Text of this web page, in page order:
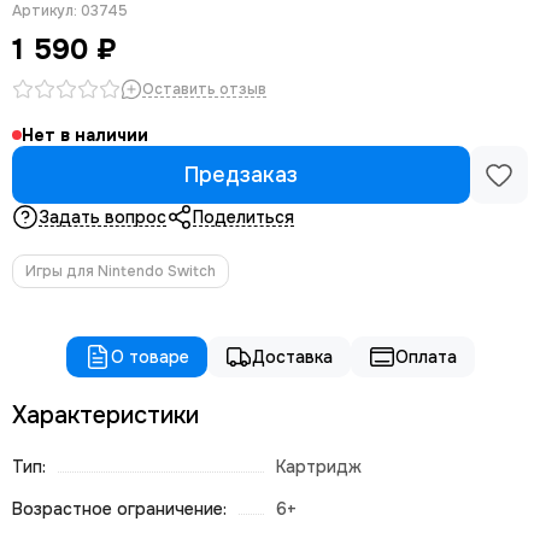
Артикул: 03745
1 590 ₽
Оставить отзыв
Нет в наличии
Предзаказ
Задать вопрос Поделиться
Игры для Nintendo Switch
О товаре Доставка Оплата
Характеристики
Тип:
Картридж
Возрастное ограничение:
6+